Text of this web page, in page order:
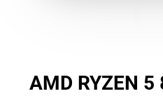
AMD RYZEN 5